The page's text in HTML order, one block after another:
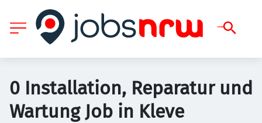
0 Installation, Reparatur und
Wartung Job in Kleve